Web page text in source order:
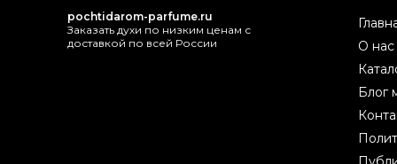
pochtidarom-parfume.ru
Заказать духи по низким ценам с
доставкой по всей России
О нас
Блог